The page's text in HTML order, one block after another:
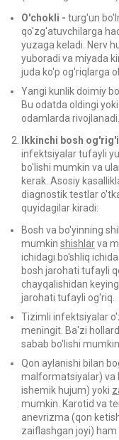
O'chokli - turg'un
qo'zg'atuvchilarga
yuzaga keladi. Nerv
yuboradi va miyada
juda ko'p og'riqlarga
Yangi kunlik doimiy
Bu odatda oldingi
odamlarda rivojlanadi.
Ikkinchi bosh og'rig'i
infektsiyalar tufayli
bo'lishi mumkin va
kerak. Asosiy
diagnostik testlar
quyidagilar kiradi:
Bosh va bo'yinning
mumkin shishlarva
ichidagi bo'shliq
bosh jarohati tufayli
chayqalishidan
jarohati tufayli og'riq.
Tizimli infektsiyalar
meningit. Ba'zi
sabab bo'lishi mumkin
Qon aylanishi bilan
malformatsiyalar) va
ishemik hujum) yoki
mumkin. Karotid va
anevrizma (qon
zaiflashgan joyi)